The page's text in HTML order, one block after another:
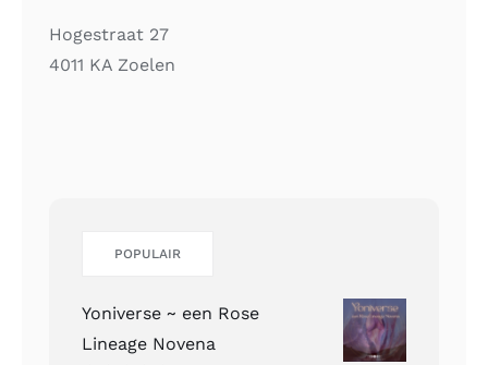
Hogestraat 27
4011 KA Zoelen
POPULAIR
Yoniverse ~ een Rose
Lineage Novena